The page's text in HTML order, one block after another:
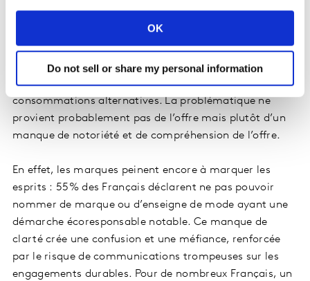
OK
Do not sell or share my personal information
Seulement 19% des Français projettent d’acheter des
marques de mode éthiques, solidaire ou durable. Ce
score est moins important que d’autres
consommations alternatives. La problématique ne
provient probablement pas de l’offre mais plutôt d’un
manque de notoriété et de compréhension de l’offre.
En effet, les marques peinent encore à marquer les
esprits : 55% des Français déclarent ne pas pouvoir
nommer de marque ou d’enseigne de mode ayant une
démarche écoresponsable notable. Ce manque de
clarté crée une confusion et une méfiance, renforcée
par le risque de communications trompeuses sur les
engagements durables. Pour de nombreux Français, un